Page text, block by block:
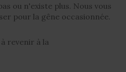
ou n'existe plus. Nous vous
pour la gêne occasionnée.
revenir à la